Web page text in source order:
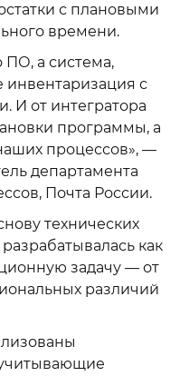
с плановыми
времени.
а система,
инвентаризация с
И от интегратора
программы, а
процессов», —
департамента
Почта России.
технических
как
задачу — от
различий